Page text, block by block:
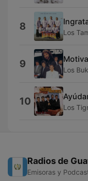
8 Los
9 Los
10 Los
Radios de
Emisoras y